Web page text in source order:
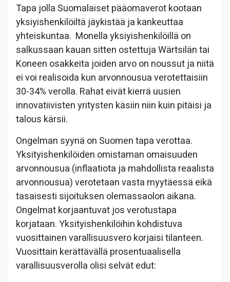
Tapa jolla Suomalaiset pääomaverot kootaan
yksiyishenkilöiltä jäykistää ja kankeuttaa
yhteiskuntaa. Monella yksiyishenkilöillä on
salkussaan kauan sitten ostettuja Wärtsilän tai
Koneen osakkeita joiden arvo on noussut ja niitä
ei voi realisoida kun arvonnousua verotettaisiin
30-34% verolla. Rahat eivät kierrä uusien
innovatiivisten yritysten käsiin niin kuin pitäisi ja
talous kärsii.
Ongelman syynä on Suomen tapa verottaa.
Yksityishenkilöiden omistaman omaisuuden
arvonnousua (inflaatiota ja mahdollista reaalista
arvonnousua) verotetaan vasta myytäessä eikä
tasaisesti sijoituksen olemassaolon aikana.
Ongelmat korjaantuvat jos verotustapa
korjataan. Yksityishenkilöihin kohdistuva
vuosittainen varallisuusvero korjaisi tilanteen.
Vuosittain kerättävällä prosentuaalisella
varallisuusverolla olisi selvät edut: